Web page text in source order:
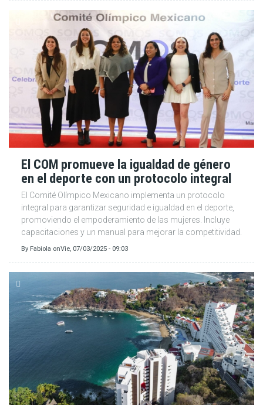
El COM promueve la igualdad de género
en el deporte con un protocolo integral
El Comité Olímpico Mexicano implementa un protocolo
integral para garantizar seguridad e igualdad en el deporte,
promoviendo el empoderamiento de las mujeres. Incluye
capacitaciones y un manual para mejorar la competitividad.
By Fabiola onVie, 07/03/2025 - 09:03